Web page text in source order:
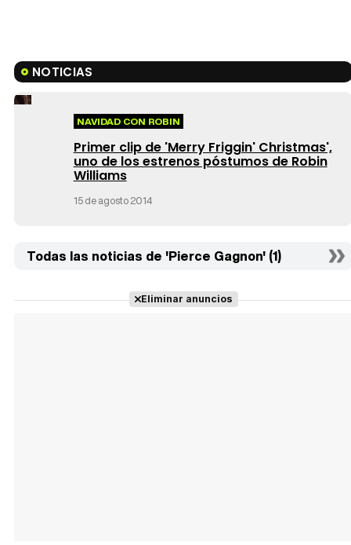
NOTICIAS
NAVIDAD CON ROBIN
Primer clip de 'Merry Friggin' Christmas',
uno de los estrenos póstumos de Robin
Williams
15 de agosto 2014
Todas las noticias de 'Pierce Gagnon' (1)
Eliminar anuncios